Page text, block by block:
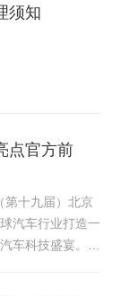
须知
点官方前
第十九届）北京
汽车行业打造一
车科技盛宴。目